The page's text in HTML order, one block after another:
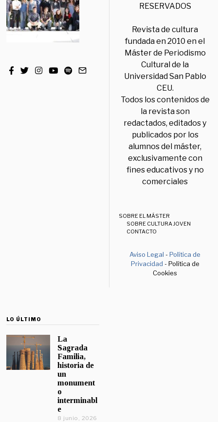
RESERVADOS
Revista de cultura
fundada en 2010 en el
Máster de Periodismo
Cultural de la
Universidad San Pablo
CEU.
Todos los contenidos de
la revista son
redactados, editados y
publicados por los
alumnos del máster,
exclusivamente con
fines educativos y no
comerciales
SOBRE EL MÁSTER
SOBRE CULTURA JOVEN
CONTACTO
Aviso Legal -Política de
Privacidad - Política de
Cookies
LO ÚLTIMO
La
Sagrada
Familia,
historia de
un
monument
o
interminabl
e
8 junio, 2026